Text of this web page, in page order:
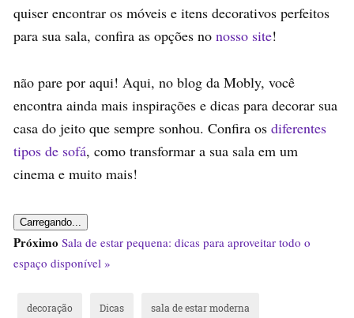
quiser encontrar os móveis e itens decorativos perfeitos
para sua sala, confira as opções no nosso site!
não pare por aqui! Aqui, no blog da Mobly, você
encontra ainda mais inspirações e dicas para decorar sua
casa do jeito que sempre sonhou. Confira os diferentes
tipos de sofá, como transformar a sua sala em um
cinema e muito mais!
Carregando...
Próximo Sala de estar pequena: dicas para aproveitar todo o
espaço disponível »
decoração Dicas sala de estar moderna